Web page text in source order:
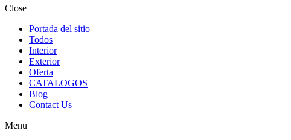
Close
Portada del sitio
Todos
Interior
Exterior
Oferta
CATALOGOS
Blog
Contact Us
Menu